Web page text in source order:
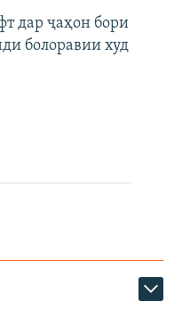
дар ҷаҳон бори
болоравии худ